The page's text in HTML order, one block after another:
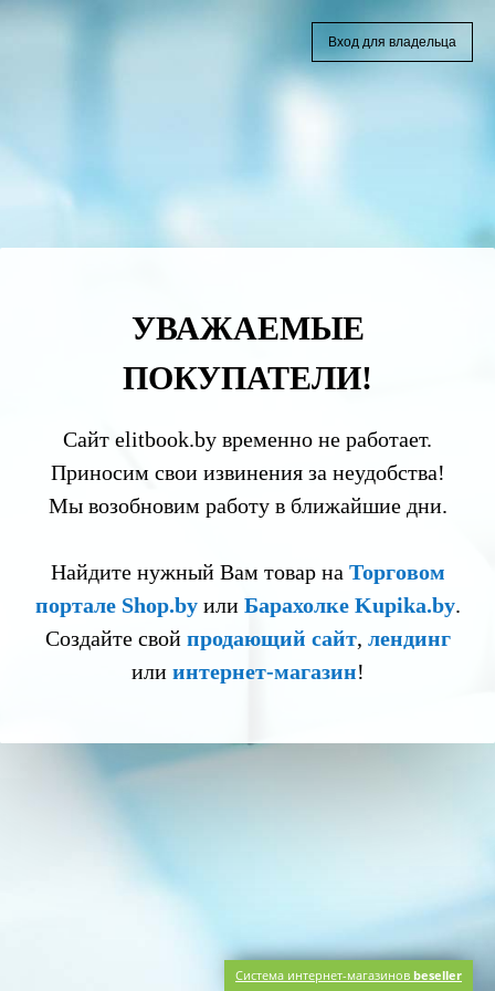
УВАЖАЕМЫЕ
ПОКУПАТЕЛИ!
Сайт elitbook.by временно не работает.
Приносим свои извинения за неудобства!
Мы возобновим работу в ближайшие дни.
Найдите нужный Вам товар на Торговом
портале Shop.byили Барахолке Kupika.by.
Создайте свой продающий сайт, лендинг
или интернет-магазин!
Вход для владельца
Система интернет-магазинов beseller